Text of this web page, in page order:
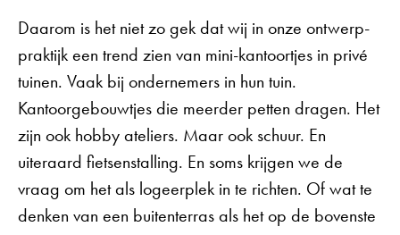
Daarom is het niet zo gek dat wij in onze ontwerp-
praktijk een trend zien van mini-kantoortjes in privé
tuinen. Vaak bij ondernemers in hun tuin.
Kantoorgebouwtjes die meerder petten dragen. Het
zijn ook hobby ateliers. Maar ook schuur. En
uiteraard fietsenstalling. En soms krijgen we de
vraag om het als logeerplek in te richten. Of wat te
denken van een buitenterras als het op de bovenste